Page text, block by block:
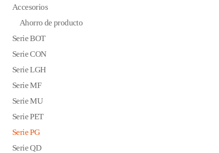
Accesorios
Ahorro de producto
Serie BOT
Serie CON
Serie LGH
Serie MF
Serie MU
Serie PET
Serie PG
Serie QD